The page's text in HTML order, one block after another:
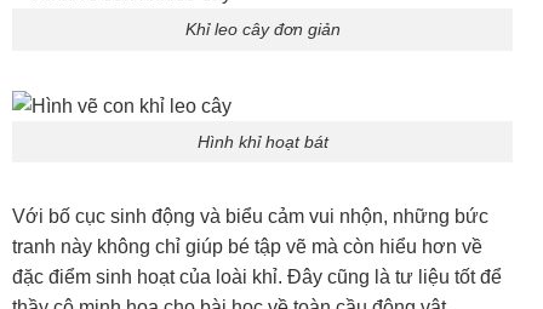
Khỉ leo cây đơn giản
Hình khỉ hoạt bát
Với bố cục sinh động và biểu cảm vui nhộn, những bức
tranh này không chỉ giúp bé tập vẽ mà còn hiểu hơn về
đặc điểm sinh hoạt của loài khỉ. Đây cũng là tư liệu tốt để